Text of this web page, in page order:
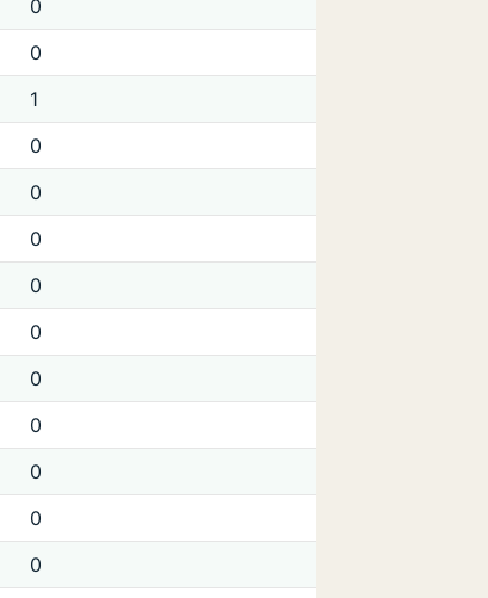
0
0
1
0
0
0
0
0
0
0
0
0
0